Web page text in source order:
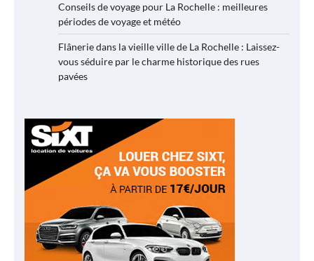
Conseils de voyage pour La Rochelle : meilleures
périodes de voyage et météo
Flânerie dans la vieille ville de La Rochelle : Laissez-
vous séduire par le charme historique des rues
pavées